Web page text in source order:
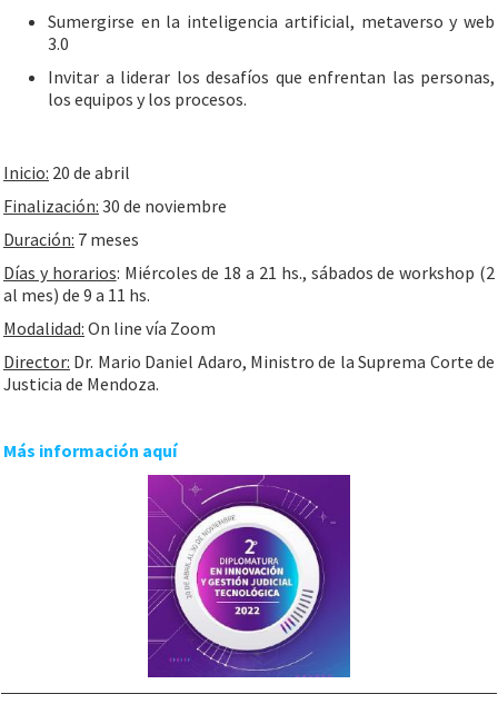
Sumergirse en la inteligencia artificial, metaverso y web
3.0
Invitar a liderar los desafíos que enfrentan las personas,
los equipos y los procesos.
Inicio: 20 de abril
Finalización: 30 de noviembre
Duración: 7 meses
Días y horarios: Miércoles de 18 a 21 hs., sábados de workshop (2
al mes) de 9 a 11 hs.
Modalidad: On line vía Zoom
Director: Dr. Mario Daniel Adaro, Ministro de la Suprema Corte de
Justicia de Mendoza.
Más información aquí